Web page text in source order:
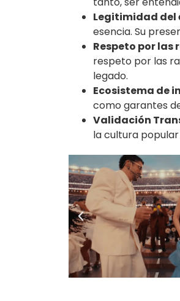
Legitimidad del
esencia. Su
Respeto por las
respeto por las
legado.
Ecosistema de
como garantes
Validación
la cultura